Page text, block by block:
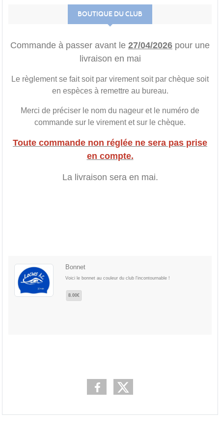
BOUTIQUE DU CLUB
Commande à passer avant le 27/04/2026 pour une
livraison en mai
Le règlement se fait soit par virement soit par chèque soit
en espèces à remettre au bureau.
Merci de préciser le nom du nageur et le numéro de
commande sur le virement et sur le chèque.
Toute commande non réglée ne sera pas prise
en compte.
La livraison sera en mai.
Bonnet
Voici le bonnet au couleur du club l'incontournable !
8.00€